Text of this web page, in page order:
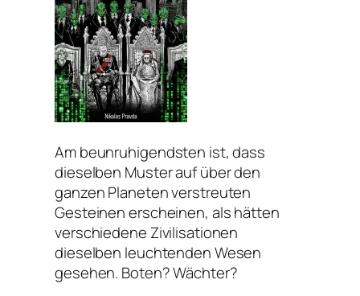
Am beunruhigendsten ist, dass
dieselben Muster auf über den
ganzen Planeten verstreuten
Gesteinen erscheinen, als hätten
verschiedene Zivilisationen
dieselben leuchtenden Wesen
gesehen. Boten? Wächter?